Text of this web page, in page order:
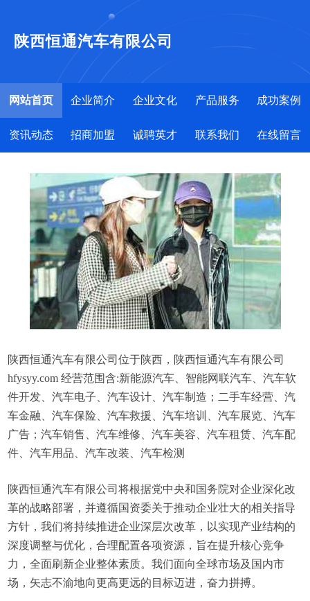
陕西恒通汽车有限公司
网站首页 企业简介 企业文化 产品服务 成功案例
资讯动态 招商加盟 诚聘英才 联系我们 在线留言
陕西恒通汽车有限公司位于陕西，陕西恒通汽车有限公司
hfysyy.com 经营范围含:新能源汽车、智能网联汽车、汽车软
件开发、汽车电子、汽车设计、汽车制造；二手车经营、汽
车金融、汽车保险、汽车救援、汽车培训、汽车展览、汽车
广告；汽车销售、汽车维修、汽车美容、汽车租赁、汽车配
件、汽车用品、汽车改装、汽车检测
陕西恒通汽车有限公司将根据党中央和国务院对企业深化改
革的战略部署，并遵循国资委关于推动企业壮大的相关指导
方针，我们将持续推进企业深层次改革，以实现产业结构的
深度调整与优化，合理配置各项资源，旨在提升核心竞争
力，全面刷新企业整体素质。我们面向全球市场及国内市
场，矢志不渝地向更高更远的目标迈进，奋力拼搏。